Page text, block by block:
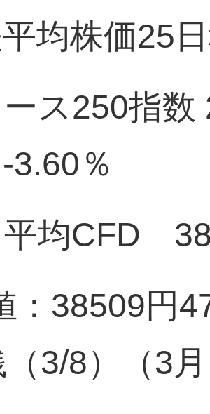
平均株価25
ス250指数
％
平均CFD
：38509円
3/8）（3